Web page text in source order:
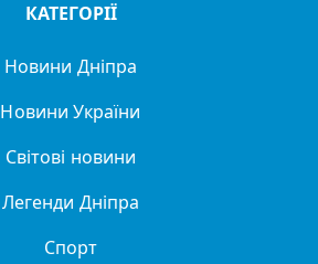
КАТЕГОРІЇ
Новини Дніпра
Новини України
Світові новини
Легенди Дніпра
Спорт